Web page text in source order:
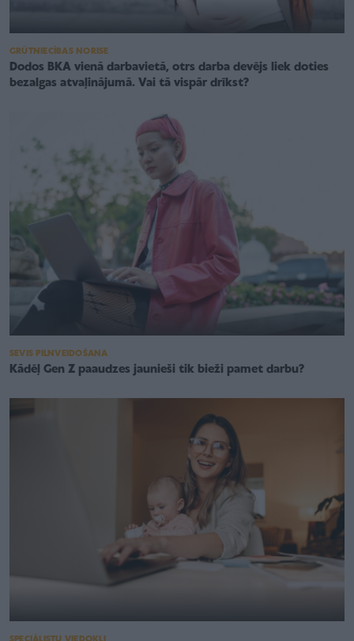
GRŪTNIECĪBAS NORISE
Dodos BKA vienā darbavietā, otrs darba devējs liek doties
bezalgas atvaļinājumā. Vai tā vispār drīkst?
SEVIS PILNVEIDOŠANA
Kādēļ Gen Z paaudzes jaunieši tik bieži pamet darbu?